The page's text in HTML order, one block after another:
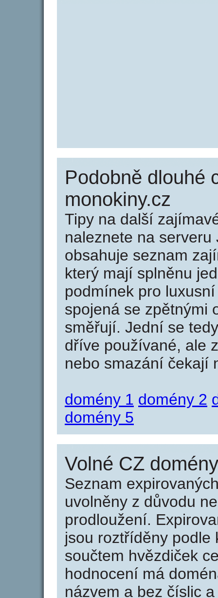
Podobně dlouhé
monokiny.cz
Tipy na další
naleznete na serveru
obsahuje seznam
který mají splněnu
podmínek pro
spojená se zpětnými
směřují. Jední se
dříve používané, ale
nebo smazání čekají
domény 1 domény 2
domény 5
Volné CZ
Seznam
uvolněny z důvodu
prodloužení.
jsou roztříděny podle
součtem hvězdiček
hodnocení má
názvem a bez číslic